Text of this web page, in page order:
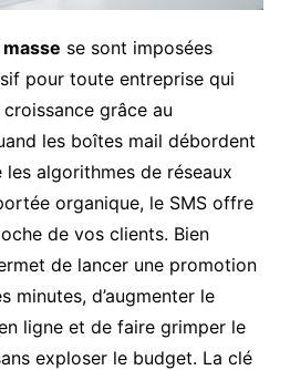
se sont imposées
pour toute entreprise qui
grâce au
les boîtes mail débordent
algorithmes de réseaux
organique, le SMS offre
de vos clients. Bien
de lancer une promotion
minutes, d’augmenter le
ligne et de faire grimper le
exploser le budget. La clé